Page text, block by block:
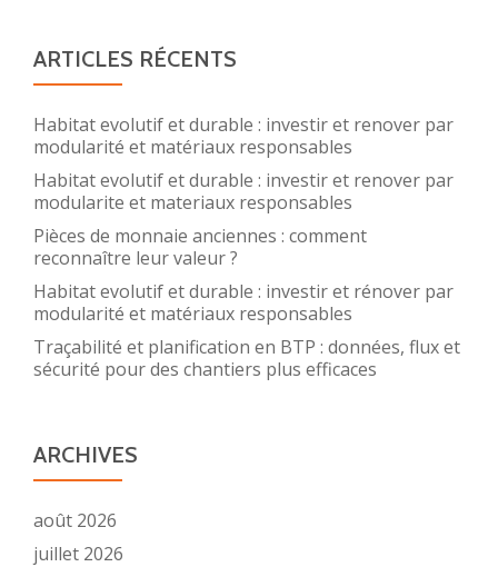
ARTICLES RÉCENTS
Habitat evolutif et durable : investir et renover par
modularité et matériaux responsables
Habitat evolutif et durable : investir et renover par
modularite et materiaux responsables
Pièces de monnaie anciennes : comment
reconnaître leur valeur ?
Habitat evolutif et durable : investir et rénover par
modularité et matériaux responsables
Traçabilité et planification en BTP : données, flux et
sécurité pour des chantiers plus efficaces
ARCHIVES
août 2026
juillet 2026